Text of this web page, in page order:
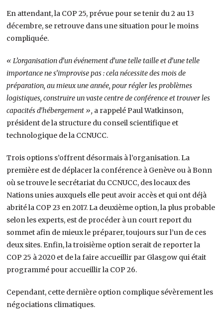
En attendant, la COP 25, prévue pour se tenir du 2 au 13
décembre, se retrouve dans une situation pour le moins
compliquée.
« L’organisation d’un événement d’une telle taille et d’une telle
importance ne s’improvise pas : cela nécessite des mois de
préparation, au mieux une année, pour régler les problèmes
logistiques, construire un vaste centre de conférence et trouver les
capacités d’hébergement », a rappelé Paul Watkinson,
président de la structure du conseil scientifique et
technologique de la CCNUCC.
Trois options s’offrent désormais à l’organisation. La
première est de déplacer la conférence à Genève ou à Bonn
où se trouve le secrétariat du CCNUCC, des locaux des
Nations unies auxquels elle peut avoir accès et qui ont déjà
abrité la COP 23 en 2017. La deuxième option, la plus probable
selon les experts, est de procéder à un court report du
sommet afin de mieux le préparer, toujours sur l’un de ces
deux sites. Enfin, la troisième option serait de reporter la
COP 25 à 2020 et de la faire accueillir par Glasgow qui était
programmé pour accueillir la COP 26.
Cependant, cette dernière option complique sévèrement les
négociations climatiques.